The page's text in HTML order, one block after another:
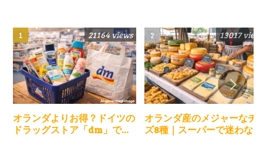
オランダよりお得？ドイツの
ドラッグストア「dm」でお
21164 views
オランダ産のメジャーなチ
ズ8種｜スーパーで迷わない
13017